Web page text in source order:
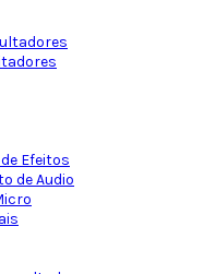
Efeitos
de Audio